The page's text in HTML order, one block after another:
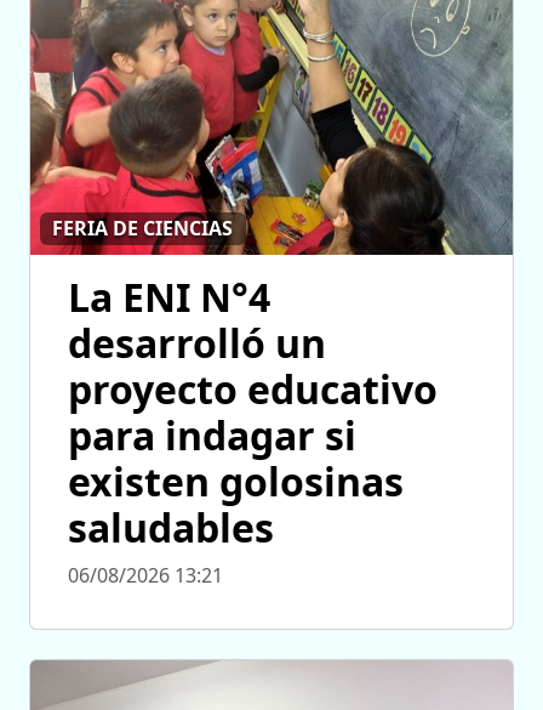
FERIA DE CIENCIAS
La ENI N°4
desarrolló un
proyecto educativo
para indagar si
existen golosinas
saludables
06/08/2026 13:21